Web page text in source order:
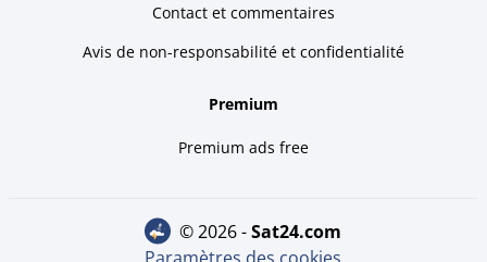
Contact et commentaires
Avis de non-responsabilité et confidentialité
Premium
Premium ads free
© 2026 - sat24.com